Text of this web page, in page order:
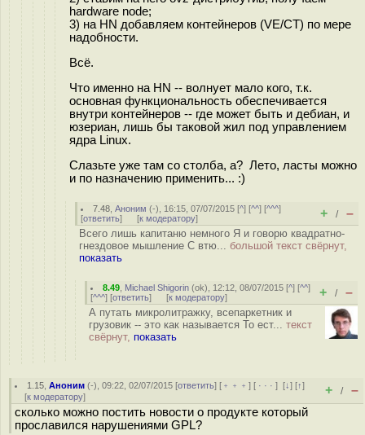
hardware node;
3) на HN добавляем контейнеров (VE/CT) по мере
надобности.
Всё.
Что именно на HN -- волнует мало кого, т.к.
основная функциональность обеспечивается
внутри контейнеров -- где может быть и дебиан, и
юзериан, лишь бы таковой жил под управлением
ядра Linux.
Слазьте уже там со столба, а? Лето, ласты можно
и по назначению применить... :)
7.48 ,Аноним (-), 16:15, 07/07/2015 [^] [^^] [^^^]
[ответить] [к модератору] + / –
Всего лишь капитаню немного Я и говорю квадратно-
гнездовое мышление С втю... большой текст свёрнут,
показать
8.49 Michael Shigorin (ok), 12:12, 08/07/2015 [^] [^^]
[^^^] [ответить] [к модератору] + / –
А путать микролитражку, всепаркетник и
грузовик -- это как называется То ест... текст
свёрнут, показать
1.15 ,Аноним (-), 09:22, 02/07/2015 [ответить] [ ﹢﹢﹢] [ · · ·][↓] [↑]
[к модератору] + / –
сколько можно постить новости о продукте который
прославился нарушениями GPL?